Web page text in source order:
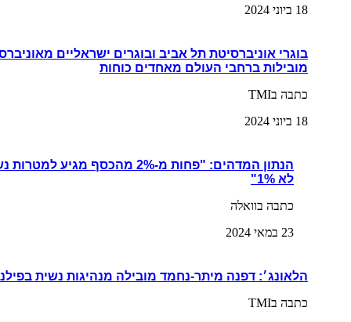
18 ביוני 2024
בוגרי אוניברסיטת תל אביב ובוגרים ישראליים
מובילות ברחבי העולם מאחדים כוחות
כתבה בTMI
18 ביוני 2024
הנתון המדהים: "פחות מ-2% מהכסף
לא 1%"
כתבה בוואלה
23 במאי 2024
הלאונג׳: דפנה מיתר-נחמד מובילה מנהיגות נשית
כתבה בTMI